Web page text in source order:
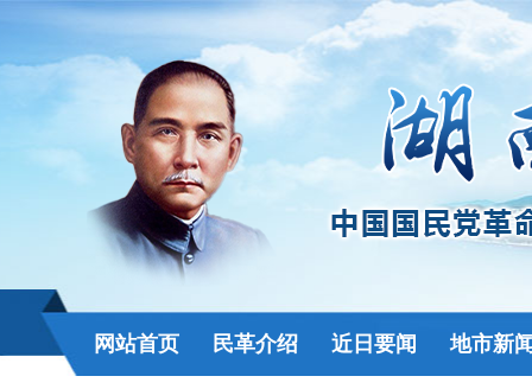
网站首页 民革介绍 近日要闻 地市新